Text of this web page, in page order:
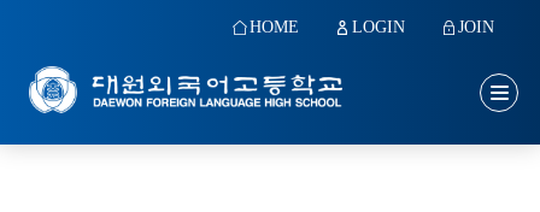
HOME LOGIN JOIN